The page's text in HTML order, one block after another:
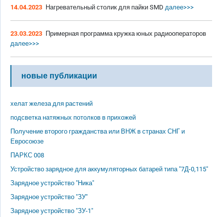
14.04.2023 Нагревательный столик для пайки SMD далее>>>
23.03.2023 Примерная программа кружка юных радиооператоров
далее>>>
новые публикации
хелат железа для растений
подсветка натяжных потолков в прихожей
Получение второго гражданства или ВНЖ в странах СНГ и
Евросоюзе
ПАРКС 008
Устройство зарядное для аккумуляторных батарей типа "7Д-0,115"
Зарядное устройство "Ника"
Зарядное устройство "ЗУ"
Зарядное устройство "ЗУ-1"